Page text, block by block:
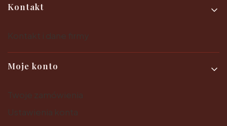
Kontakt
Moje konto